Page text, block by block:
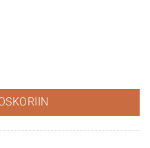
määrä